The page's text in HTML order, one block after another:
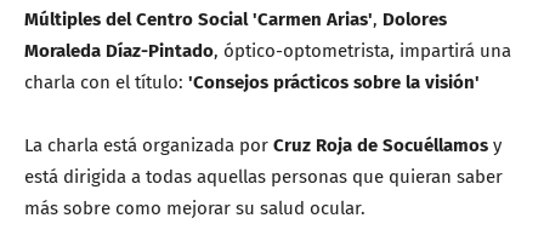
Múltiples del Centro Social 'Carmen Arias', Dolores
Moraleda Díaz-Pintado, óptico-optometrista, impartirá una
charla con el título: 'Consejos prácticos sobre la visión'
La charla está organizada por Cruz Roja de Socuéllamos y
está dirigida a todas aquellas personas que quieran saber
más sobre como mejorar su salud ocular.